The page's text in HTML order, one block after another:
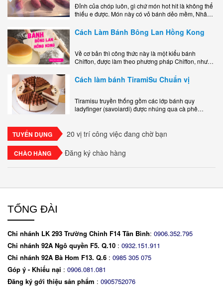
Đỉnh của chóp luôn, gì chứ món hot hit là không thể
thiếu e được. Món này có vỏ bánh dẻo mềm, Nhân
Cách Làm Bánh Bông Lan Hồng Kong
Về cơ bản thì công thức này là một kiểu bánh
Chiffon, được làm theo phương pháp Chiffon, nhưng
ngon, làm..
Cách làm bánh TiramiSu Chuẩn vị
Tiramisu truyền thống gồm các lớp bánh quy
ladyfinger (savoiardi) được nhúng qua cà phê
TUYỂN DỤNG 20 vị trí công việc đang chờ bạn
CHÀO HÀNG Đăng ký chào hàng
TỔNG ĐÀI
Chi nhánh LK 293 Trường Chinh F14 Tân Bình: 0906.352.795
Chi nhánh 92A Ngô quyền F5. Q.10 : 0932.151.911
Chi nhánh 92A Bà Hom F13. Q.6 : 0985 305 075
Góp ý - Khiếu nại : 0906.081.081
Đăng ký gới thiệu sản phẩm : 0905752076